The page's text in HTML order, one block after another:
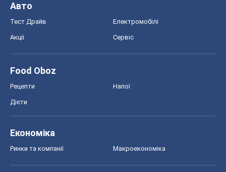
Авто
Тест Драйв Електромобілі
Акції Сервіс
Food Oboz
Рецепти Напої
Дієти
Економіка
Ринки та компанії Макроекономіка